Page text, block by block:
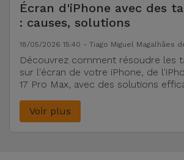
Écran d'iPhone avec des
: causes, solutions
18/05/2026 15:40 - Tiago Miguel Magalhães
Découvrez comment résoudre les
sur l'écran de votre iPhone, de
17 Pro Max, avec des solutions
Voir plus